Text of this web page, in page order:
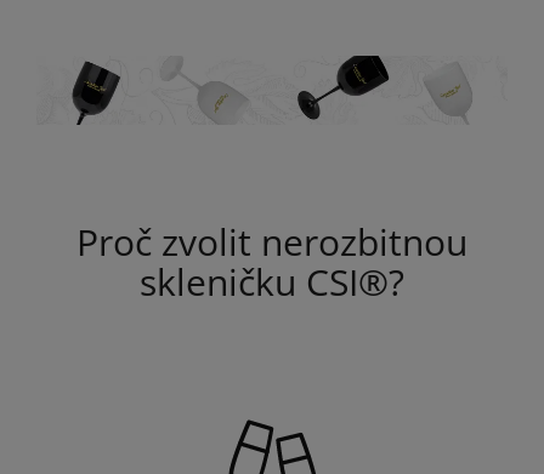
Proč zvolit nerozbitnou
skleničku CSI®?